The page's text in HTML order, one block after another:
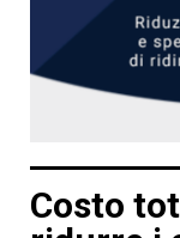
Costo